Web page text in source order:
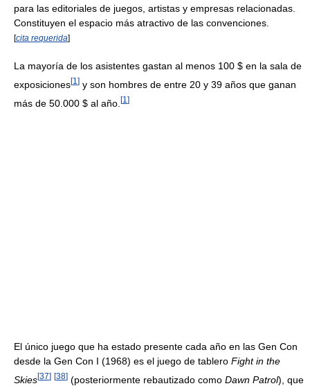
para las editoriales de juegos, artistas y empresas relacionadas.
Constituyen el espacio más atractivo de las convenciones.
[cita requerida]
La mayoría de los asistentes gastan al menos 100 $ en la sala de
exposiciones[1 ] y son hombres de entre 20 y 39 años que ganan
más de 50.000 $ al año. [1 ]
El único juego que ha estado presente cada año en las Gen Con
desde la Gen Con I (1968) es el juego de tablero Fight in the
Skies[37] [38] (posteriormente rebautizado como Dawn Patrol), que